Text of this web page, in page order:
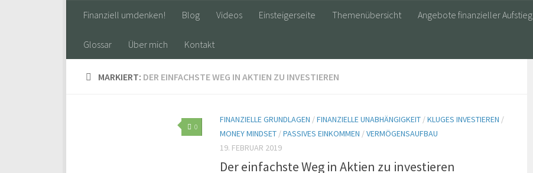
Finanziell umdenken! Blog Videos Einsteigerseite Themenübersicht Angebote finanzieller Aufstieg
Glossar Über mich Kontakt
MARKIERT: DER EINFACHSTE WEG IN AKTIEN ZU INVESTIEREN
0
FINANZIELLE GRUNDLAGEN /FINANZIELLE UNABHÄNGIGKEIT /KLUGES INVESTIEREN /
MONEY MINDSET /PASSIVES EINKOMMEN /VERMÖGENSAUFBAU
19. FEBRUAR 2019
Der einfachste Weg in Aktien zu investieren